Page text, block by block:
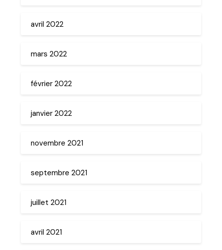
avril 2022
mars 2022
février 2022
janvier 2022
novembre 2021
septembre 2021
juillet 2021
avril 2021